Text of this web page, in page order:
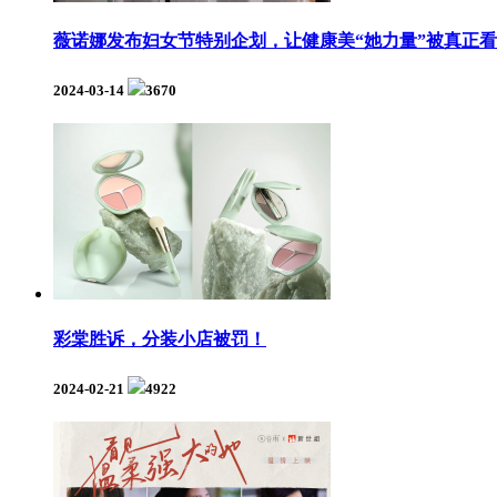
薇诺娜发布妇女节特别企划，让健康美“她力量”被真正
2024-03-14 3670
彩棠胜诉，分装小店被罚！
2024-02-21 4922